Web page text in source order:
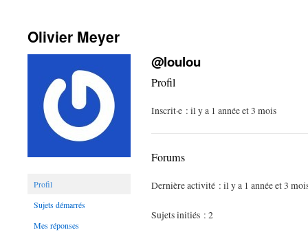
Olivier Meyer
Profil
Sujets démarrés
Mes réponses
@loulou
Profil
Inscrit·e : il y a 1 année et 3 mois
Forums
Dernière activité : il y a 1 année et 3
Sujets initiés : 2